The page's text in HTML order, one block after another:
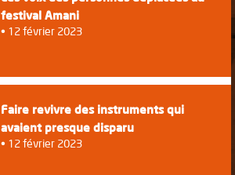
festival Amani
12 février 2023
Faire revivre des instruments qui
avaient presque disparu
12 février 2023